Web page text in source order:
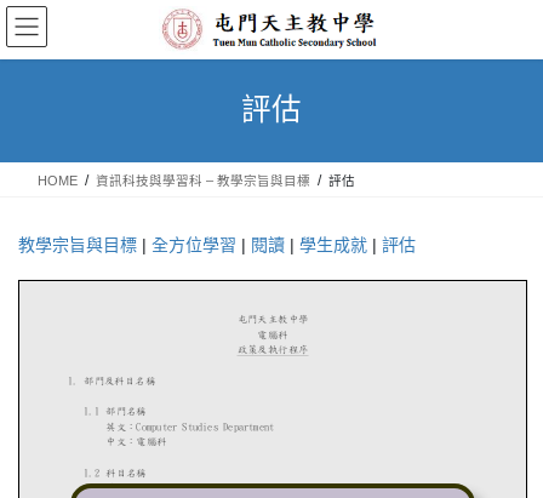
Skip
the
Skip
the
評估
HOME 資訊科技與學習科 – 教學宗旨與目標 評估
教學宗旨與目標 | 全方位學習 | 閱讀 | 學生成就 | 評估